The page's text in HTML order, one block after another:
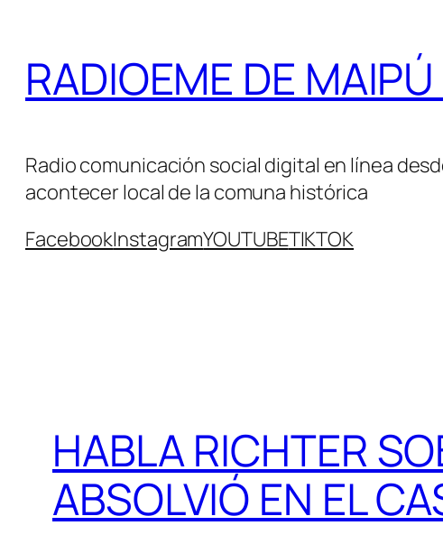
contenido
RADIOEME DE
Radio comunicación social digital en línea
acontecer local de la comuna histórica
FacebookInstagramYOUTUBETIKTOK
HABLA RICHTER
ABSOLVIÓ EN EL